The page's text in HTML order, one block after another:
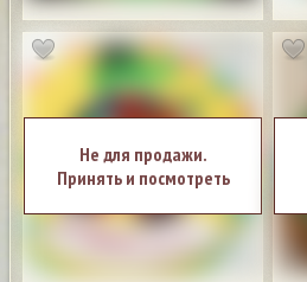
Не для продажи.
Принять и посмотреть